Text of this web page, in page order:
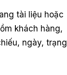
tài liệu hoặc
khách hàng,
ngày, trạng